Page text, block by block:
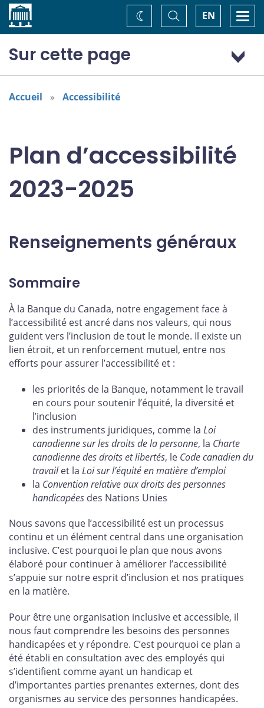
Accueil EN
Basculer
la
recherche
Changez
de
Sur cette page
Renseignements généraux
Domaines désignés dans la Loi canadienne sur
Accueil Accessibilité
Plan d’accessibilité
2023-2025
Renseignements généraux
Sommaire
À la Banque du Canada, notre engagement face à
l’accessibilité est ancré dans nos valeurs, qui nous
guident vers l’inclusion de tout le monde. Il existe un
lien étroit, et un renforcement mutuel, entre nos
efforts pour assurer l’accessibilité et :
les priorités de la Banque, notamment le travail
en cours pour soutenir l’équité, la diversité et
l’inclusion
des instruments juridiques, comme la Loi
canadienne sur les droits de la personne, la Charte
canadienne des droits et libertés, le Code canadien du
travailet la Loi sur l’équité en matière d’emploi
la Convention relative aux droits des personnes
handicapées des Nations Unies
Nous savons que l’accessibilité est un processus
continu et un élément central dans une organisation
inclusive. C’est pourquoi le plan que nous avons
élaboré pour continuer à améliorer l’accessibilité
s’appuie sur notre esprit d’inclusion et nos pratiques
en la matière.
Pour être une organisation inclusive et accessible, il
nous faut comprendre les besoins des personnes
handicapées et y répondre. C’est pourquoi ce plan a
été établi en consultation avec des employés qui
s’identifient comme ayant un handicap et
d’importantes parties prenantes externes, dont des
organismes au service des personnes handicapées.